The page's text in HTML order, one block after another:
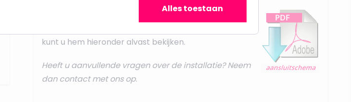
Deze ontvangt u na uw bestelling zowel per e-mail, ook
kunt u hem hieronder alvast bekijken.
Heeft u aanvullende vragen over de installatie? Neem
dancontactmet ons op.
Alles toestaan